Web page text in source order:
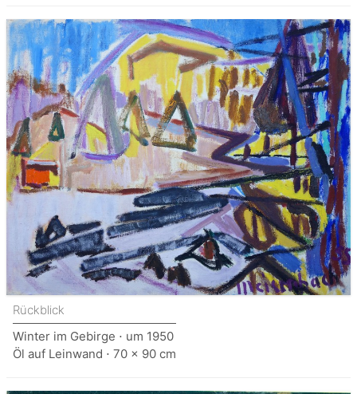
Rückblick
Winter im Gebirge ⋅ um 1950
Öl auf Leinwand ⋅ 70 x 90 cm